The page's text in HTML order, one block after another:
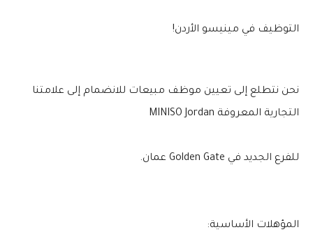
التوظيف في مينيسو الأردن!
نحن نتطلع إلى تعيين موظف مبيعات للانضمام إلى علامتنا
التجارية المعروفة MINISO Jordan
للفرع الجديد في Golden Gate عمان.
المؤهلات الأساسية: